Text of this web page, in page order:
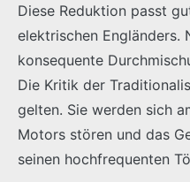
Diese Reduktion passt
elektrischen Engländers.
konsequente
Die Kritik der
gelten. Sie werden sich
Motors stören und das
seinen hochfrequenten